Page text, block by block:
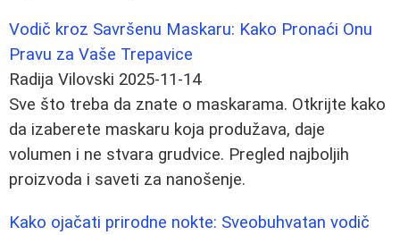
Vodič kroz Savršenu Maskaru: Kako Pronaći Onu
Pravu za Vaše Trepavice
Radija Vilovski 2025-11-14
Sve što treba da znate o maskarama. Otkrijte kako
da izaberete maskaru koja produžava, daje
volumen i ne stvara grudvice. Pregled najboljih
proizvoda i saveti za nanošenje.
Kako ojačati prirodne nokte: Sveobuhvatan vodič